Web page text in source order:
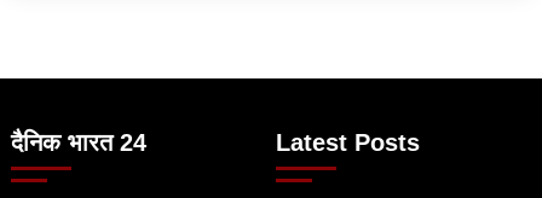
दैनिक भारत 24 Latest Posts